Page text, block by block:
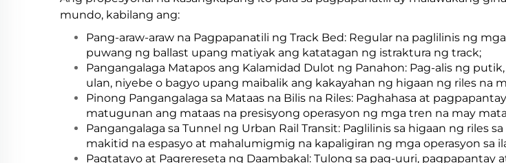
mundo, kabilang ang:
Pang-araw-araw na Pagpapanatili ng Track Bed: Regular na paglilinis ng
puwang ng ballast upang matiyak ang katatagan ng istraktura ng track;
Pangangalaga Matapos ang Kalamidad Dulot ng Panahon: Pag-alis ng
ulan, niyebe o bagyo upang maibalik ang kakayahan ng higaan ng riles na
Pinong Pangangalaga sa Mataas na Bilis na Riles: Paghahasa at
matugunan ang mataas na presisyong operasyon ng mga tren na may
Pangangalaga sa Tunnel ng Urban Rail Transit: Paglilinis sa higaan ng riles
makitid na espasyo at mahalumigmig na kapaligiran ng mga operasyon sa
Pagtatayo at Pagrereseta ng Daambakal: Tulong sa pag-uuri,